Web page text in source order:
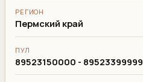
РЕГИОН
Пермский край
ПУЛ
89523150000 - 89523399999